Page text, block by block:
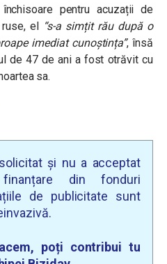
pentru acuzații de
el “s-a simțit rău după o
imediat cunoștința”,însă
de 47 de ani a fost otrăvit cu
sa.
și nu a acceptat
din fonduri
de publicitate sunt
poți contribui tu